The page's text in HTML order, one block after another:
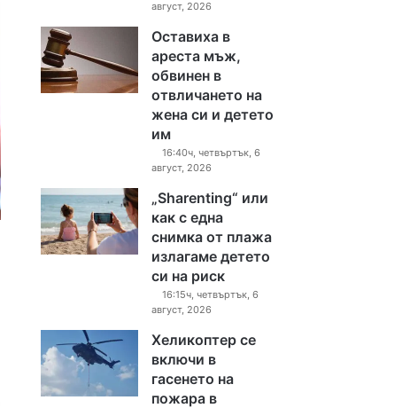
август, 2026
Оставиха в
ареста мъж,
обвинен в
отвличането на
жена си и детето
им
16:40ч, четвъртък, 6
август, 2026
„Sharenting“ или
как с една
снимка от плажа
излагаме детето
си на риск
16:15ч, четвъртък, 6
август, 2026
Хеликоптер се
включи в
гасенето на
пожара в